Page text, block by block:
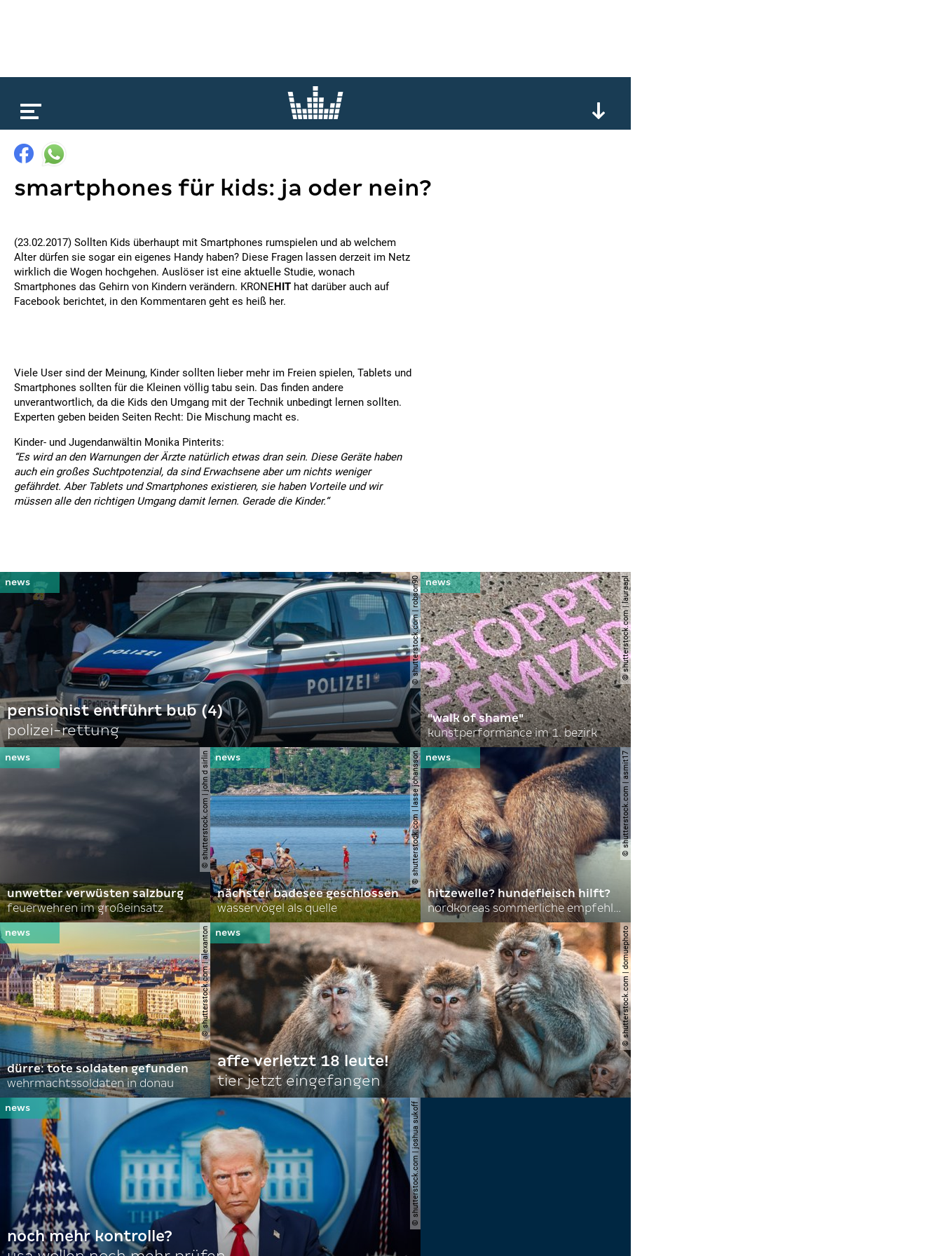
smartphones für kids: ja oder nein?
(23.02.2017) Sollten Kids überhaupt mit Smartphones rumspielen und ab welchem
Alter dürfen sie sogar ein eigenes Handy haben? Diese Fragen lassen derzeit im Netz
wirklich die Wogen hochgehen. Auslöser ist eine aktuelle Studie, wonach
Smartphones das Gehirn von Kindern verändern. KRONEHIT hat darüber auch auf
Facebook berichtet, in den Kommentaren geht es heiß her.
Viele User sind der Meinung, Kinder sollten lieber mehr im Freien spielen, Tablets und
Smartphones sollten für die Kleinen völlig tabu sein. Das finden andere
unverantwortlich, da die Kids den Umgang mit der Technik unbedingt lernen sollten.
Experten geben beiden Seiten Recht: Die Mischung macht es.
Kinder- und Jugendanwältin Monika Pinterits:
“Es wird an den Warnungen der Ärzte natürlich etwas dran sein. Diese Geräte haben
auch ein großes Suchtpotenzial, da sind Erwachsene aber um nichts weniger
gefährdet. Aber Tablets und Smartphones existieren, sie haben Vorteile und wir
müssen alle den richtigen Umgang damit lernen. Gerade die Kinder.“
© shutterstock.com | robson90
pensionist entführt bub (4)
polizei-rettung
© shutterstock.com | lauraapl
"walk of shame"
kunstperformance im 1. bezirk
© shutterstock.com | john d sirlin
unwetter verwüsten salzburg
feuerwehren im großeinsatz
© shutterstock.com | lasse johansson
nächster badesee geschlossen
wasservögel als quelle
© shutterstock.com | asmit17
hitzewelle? hundefleisch hilft?
nordkoreas sommerliche empfehlungen
© shutterstock.com | alexanton
dürre: tote soldaten gefunden
wehrmachtssoldaten in donau
© shutterstock.com | domuephoto
affe verletzt 18 leute!
tier jetzt eingefangen
© shutterstock.com | joshua sukoff
noch mehr kontrolle?